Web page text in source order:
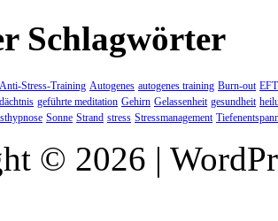
Schlagwörter
Anti-Stress-Training Autogenes autogenes training Burn-out EFT
geführte meditation Gehirn Gelassenheit gesundheit
Sonne Strand stress Stressmanagement
© 2026 |